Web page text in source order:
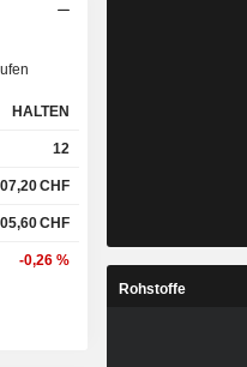
HALTEN
12
CHF
CHF
-0,26 %
Rohstoffe